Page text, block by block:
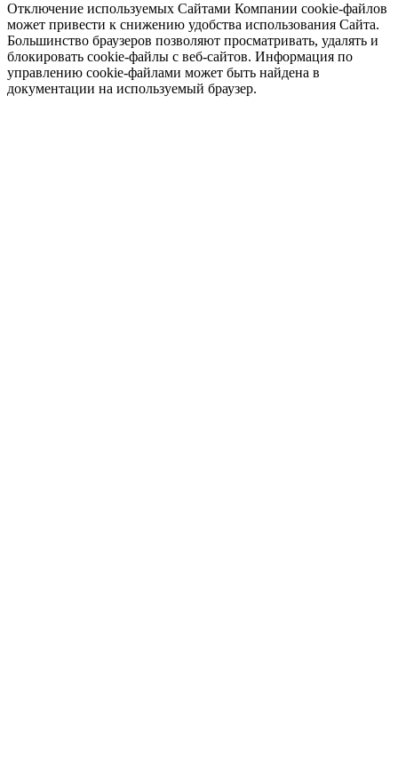
Отключение используемых Сайтами Компании cookie-файлов
может привести к снижению удобства использования Сайта.
Большинство браузеров позволяют просматривать, удалять и
блокировать cookie-файлы c веб-сайтов. Информация по
управлению cookie-файлами может быть найдена в
документации на используемый браузер.